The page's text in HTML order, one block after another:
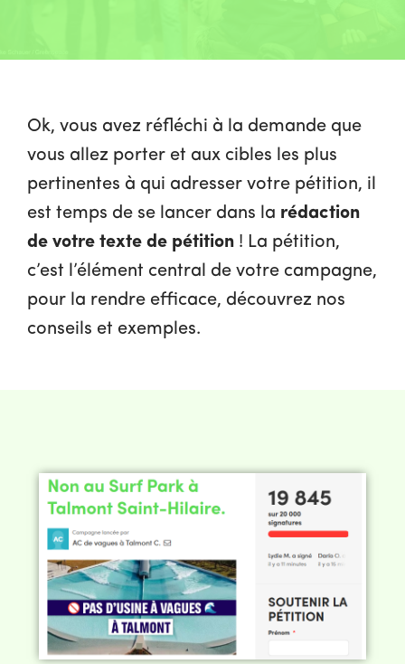
Ok, vous avez réfléchi à la demande que
vous allez porter et aux cibles les plus
pertinentes à qui adresser votre pétition, il
est temps de se lancer dans la rédaction
de votre texte de pétition ! La pétition,
c’est l’élément central de votre campagne,
pour la rendre efficace, découvrez nos
conseils et exemples.